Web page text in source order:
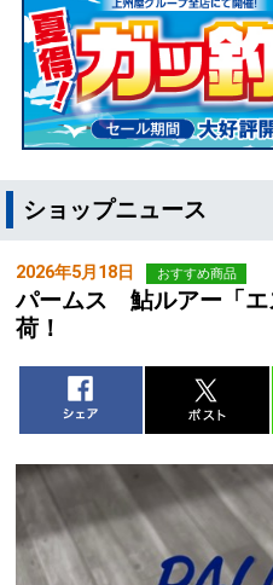
ショップニュース
2026年5月18日 おすすめ商品
パームス 鮎ルアー「エ
荷！